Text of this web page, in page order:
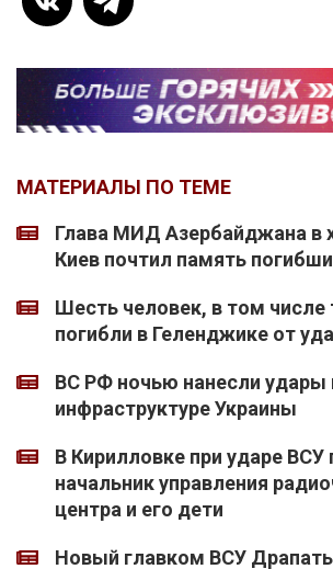
МАТЕРИАЛЫ ПО ТЕМЕ
Глава МИД Азербайджана в
Киев почтил память
Шесть человек, в том числе
погибли в Геленджике от
ВС РФ ночью нанесли удары
инфраструктуре Украины
В Кирилловке при ударе ВСУ
начальник управления
центра и его дети
Новый главком ВСУ